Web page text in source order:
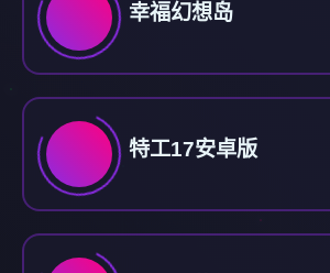
幸福幻想岛
特工17安卓版